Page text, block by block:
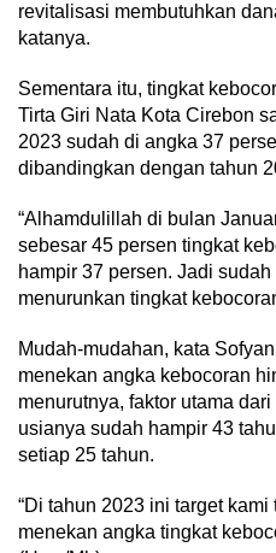
revitalisasi membutuhkan
katanya.
Sementara itu, tingkat
Tirta Giri Nata Kota Cirebon
2023 sudah di angka 37
dibandingkan dengan tahun
“Alhamdulillah di bulan
sebesar 45 persen tingkat
hampir 37 persen. Jadi
menurunkan tingkat
Mudah-mudahan, kata
menekan angka kebocoran
menurutnya, faktor utama
usianya sudah hampir 43
setiap 25 tahun.
“Di tahun 2023 ini target
menekan angka tingkat